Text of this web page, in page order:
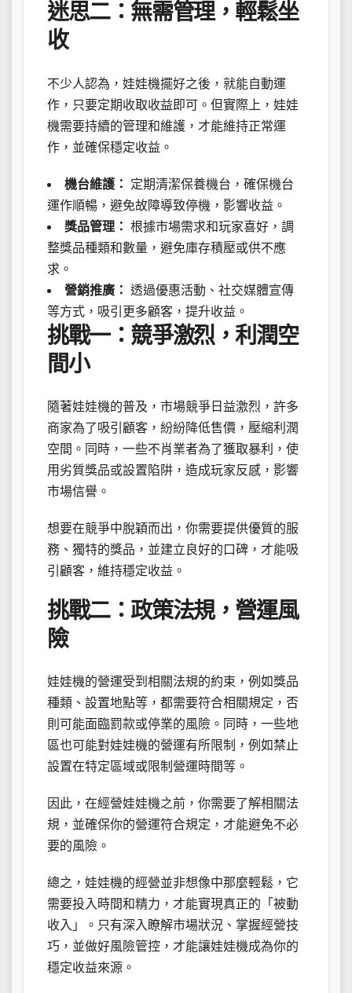
迷思二：無需管理，輕鬆坐
收
不少人認為，娃娃機擺好之後，就能自動運
作，只要定期收取收益即可。但實際上，娃娃
機需要持續的管理和維護，才能維持正常運
作，並確保穩定收益。
機台維護：
定期清潔保養機台，確保機台
運作順暢，避免故障導致停機，影響收益。
獎品管理： 根據市場需求和玩家喜好，調
整獎品種類和數量，避免庫存積壓或供不應
求。
營銷推廣： 透過優惠活動、社交媒體宣傳
等方式，吸引更多顧客，提升收益。
挑戰一：競爭激烈，利潤空
間小
隨著娃娃機的普及，市場競爭日益激烈，許多
商家為了吸引顧客，紛紛降低售價，壓縮利潤
空間。同時，一些不肖業者為了獲取暴利，使
用劣質獎品或設置陷阱，造成玩家反感，影響
市場信譽。
想要在競爭中脫穎而出，你需要提供優質的服
務、獨特的獎品，並建立良好的口碑，才能吸
引顧客，維持穩定收益。
挑戰二：政策法規，營運風
險
娃娃機的營運受到相關法規的約束，例如獎品
種類、設置地點等，都需要符合相關規定，否
則可能面臨罰款或停業的風險。同時，一些地
區也可能對娃娃機的營運有所限制，例如禁止
設置在特定區域或限制營運時間等。
因此，在經營娃娃機之前，你需要了解相關法
規，並確保你的營運符合規定，才能避免不必
要的風險。
總之，娃娃機的經營並非想像中那麼輕鬆，它
需要投入時間和精力，才能實現真正的「被動
收入」。只有深入瞭解市場狀況、掌握經營技
巧，並做好風險管控，才能讓娃娃機成為你的
穩定收益來源。